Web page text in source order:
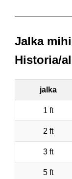
Jalka
Historia/
jalka
1 ft
2 ft
3 ft
5 ft